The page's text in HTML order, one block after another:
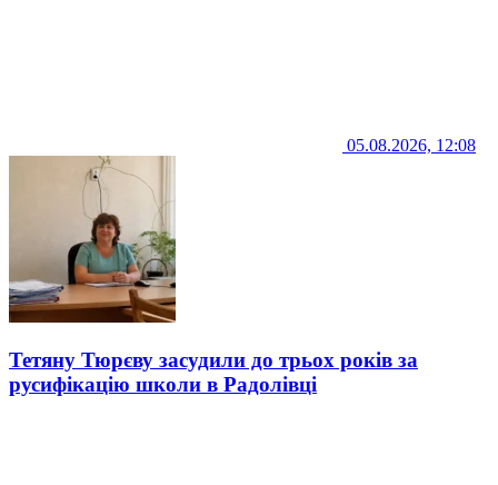
05.08.2026, 12:08
Тетяну Тюрєву засудили до трьох років за
русифікацію школи в Радолівці